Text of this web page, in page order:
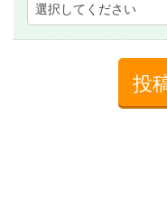
選択してください
投